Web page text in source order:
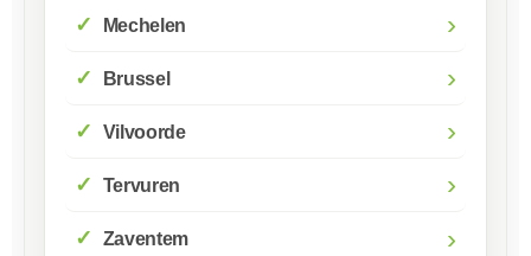
Mechelen ›
Brussel ›
Vilvoorde ›
Tervuren ›
Zaventem ›